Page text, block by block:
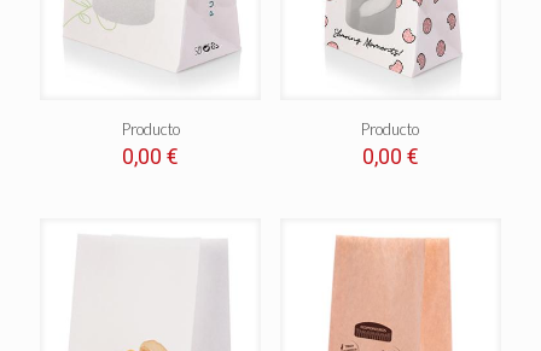
Producto
0,00€
Producto
0,00 €